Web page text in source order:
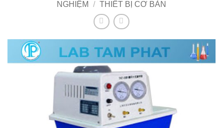
NGHIỆM
/ THIẾT BỊ CƠ BẢN